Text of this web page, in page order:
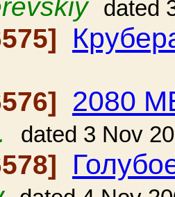
dated
2080
dated 3 Nov